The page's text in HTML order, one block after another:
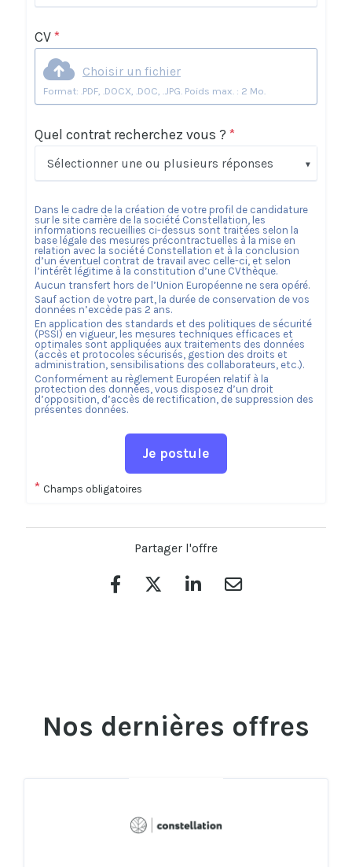
CV *
Choisir un fichier
Format: .PDF, .DOCX, .DOC, .JPG. Poids max. : 2 Mo.
Quel contrat recherchez vous ? *
Sélectionner une ou plusieurs réponses
Dans le cadre de la création de votre profil de candidature
sur le site carrière de la société Constellation, les
informations recueillies ci-dessus sont traitées selon la
base légale des mesures précontractuelles à la mise en
relation avec la société Constellation et à la conclusion
d’un éventuel contrat de travail avec celle-ci, et selon
l’intérêt légitime à la constitution d’une CVthèque.
Aucun transfert hors de l’Union Européenne ne sera opéré.
Sauf action de votre part, la durée de conservation de vos
données n’excède pas 2 ans.
En application des standards et des politiques de sécurité
(PSSI) en vigueur, les mesures techniques efficaces et
optimales sont appliquées aux traitements des données
(accès et protocoles sécurisés, gestion des droits et
administration, sensibilisations des collaborateurs, etc.).
Conformément au règlement Européen relatif à la
protection des données, vous disposez d’un droit
d’opposition, d’accès de rectification, de suppression des
présentes données.
Je postule
* Champs obligatoires
Partager l'offre
Nos dernières offres